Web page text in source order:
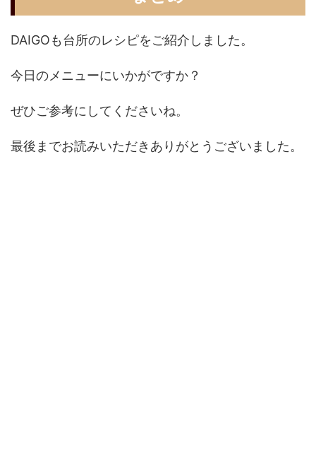
DAIGOも台所のレシピをご紹介しました。
今日のメニューにいかがですか？
ぜひご参考にしてくださいね。
最後までお読みいただきありがとうございました。